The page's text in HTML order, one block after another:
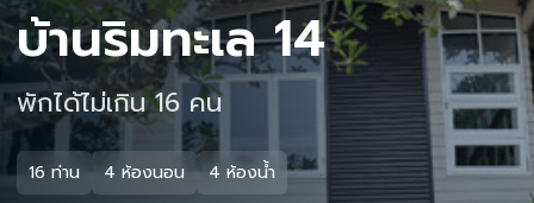
บ้านริมทะเล 14
พักได้ไม่เกิน 16 คน
16 ท่าน 4 ห้องนอน 4 ห้องน้ำ